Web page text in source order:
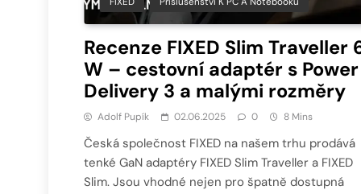
Recenze FIXED Slim Traveller
W – cestovní adaptér s Power
Delivery 3 a malými rozměry
Adolf Pupík 02.06.2025 0 8 Mins
Česká společnost FIXED na našem trhu prodává
tenké GaN adaptéry FIXED Slim Traveller a FIXED
Slim. Jsou vhodné nejen pro špatně dostupná